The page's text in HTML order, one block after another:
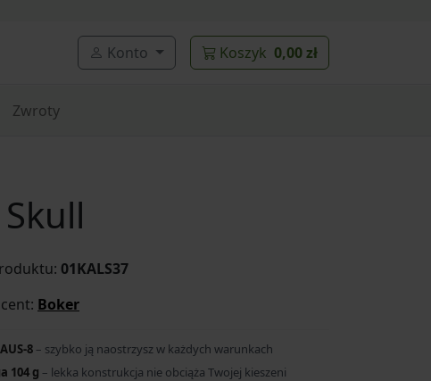
Konto Koszyk 0,00 zł
Zwroty
01KALS37
Boker
8 – szybko ją naostrzysz w każdych warunkach
104 g – lekka konstrukcja nie obciąża Twojej kieszeni